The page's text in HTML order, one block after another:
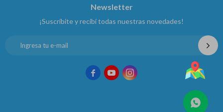
Newsletter
¡Suscribite y recibí todas nuestras novedades!
  